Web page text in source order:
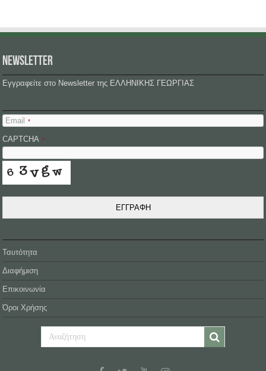
NEWSLETTER
Εγγραφείτε στο Newsletter της ΕΛΛΗΝΙΚΗΣ ΓΕΩΡΓΙΑΣ
Email *
CAPTCHA *
ΕΓΓΡΑΦΗ
Ταυτότητα
Διαφήμιση
Επικοινωνία
Όροι Χρήσης